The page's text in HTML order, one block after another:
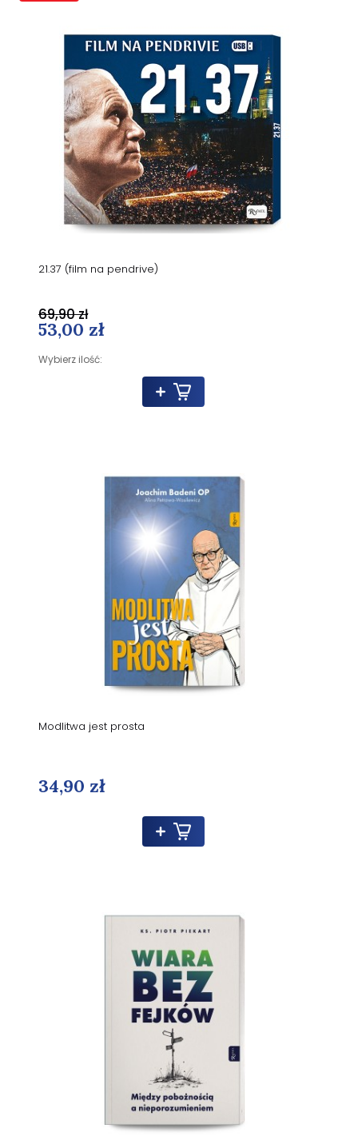
21.37 (film na pendrive)
53,00 zł
Wybierz ilość:
69,90 zł
Modlitwa jest prosta
34,90 zł